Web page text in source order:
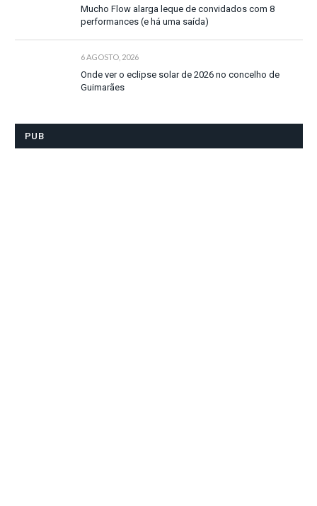
Mucho Flow alarga leque de convidados com 8
performances (e há uma saída)
6 AGOSTO, 2026
Onde ver o eclipse solar de 2026 no concelho de
Guimarães
PUB